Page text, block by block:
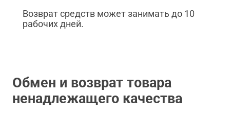
Возврат средств может занимать до 10
рабочих дней.
Обмен и возврат товара
ненадлежащего качества